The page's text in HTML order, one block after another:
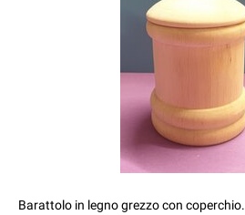
Barattolo in legno grezzo con coperchio.